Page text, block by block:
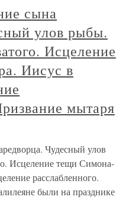
сына
улов рыбы.
Исцеление
Иисус в
мытаря
Чудесный улов
Исцеление тещи Симона-
расслабленного.
были на празднике